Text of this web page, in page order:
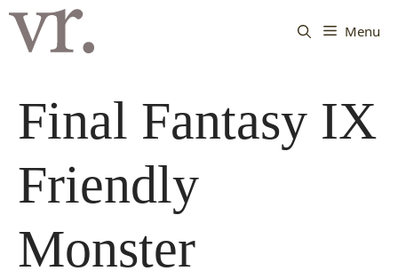
Langsung
Menu
Final Fantasy IX
Friendly
Monster